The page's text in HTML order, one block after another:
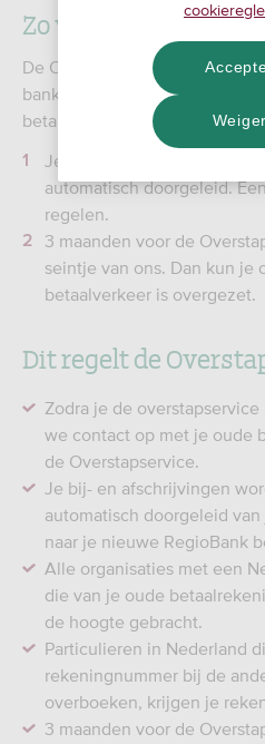
Zo werkt de
De Overstapservice is een
banken in Nederland. De
betalingsverkeer soepel
Je bij- en afschrijvingen
automatisch doorgeleid.
regelen.
3 maanden voor de
seintje van ons. Dan kun je
betaalverkeer is overgezet.
Dit regelt de
Zodra je de
we contact op met je oude
de Overstapservice.
Je bij- en afschrijvingen
automatisch doorgeleid
naar je nieuwe RegioBank
Alle organisaties met een
die van je oude
de hoogte gebracht.
Particulieren in Nederland
rekeningnummer bij de
overboeken, krijgen je
3 maanden voor de